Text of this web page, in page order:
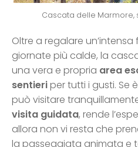
Cascata delle Marmore,
Oltre a regalare
giornate più calde, la
una vera e propria area
sentieriper tutti i gusti. Se
può visitare
visita guidata, rende
allora non vi resta che
la passeggiata animata e